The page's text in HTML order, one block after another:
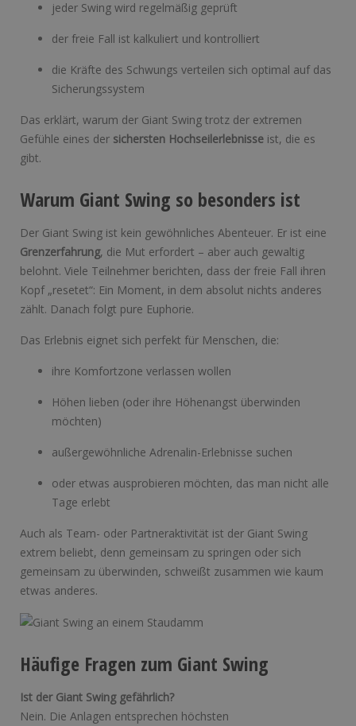
jeder Swing wird regelmäßig geprüft
der freie Fall ist kalkuliert und kontrolliert
die Kräfte des Schwungs verteilen sich optimal auf das
Sicherungssystem
Das erklärt, warum der Giant Swing trotz der extremen
Gefühle eines der sichersten Hochseilerlebnisse ist, die es
gibt.
Warum Giant Swing so besonders ist
Der Giant Swing ist kein gewöhnliches Abenteuer. Er ist eine
Grenzerfahrung, die Mut erfordert – aber auch gewaltig
belohnt. Viele Teilnehmer berichten, dass der freie Fall ihren
Kopf „resetet“: Ein Moment, in dem absolut nichts anderes
zählt. Danach folgt pure Euphorie.
Das Erlebnis eignet sich perfekt für Menschen, die:
ihre Komfortzone verlassen wollen
Höhen lieben (oder ihre Höhenangst überwinden
möchten)
außergewöhnliche Adrenalin-Erlebnisse suchen
oder etwas ausprobieren möchten, das man nicht alle
Tage erlebt
Auch als Team- oder Partneraktivität ist der Giant Swing
extrem beliebt, denn gemeinsam zu springen oder sich
gemeinsam zu überwinden, schweißt zusammen wie kaum
etwas anderes.
Häufige Fragen zum Giant Swing
Ist der Giant Swing gefährlich?
Nein. Die Anlagen entsprechen höchsten